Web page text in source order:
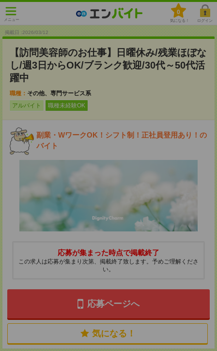
メニュー
0
気になる！ ログイン
掲載日 :2026/03/12
【訪問美容師のお仕事】日曜休み/残業ほぼな
し/週3日からOK/ブランク歓迎/30代～50代活
躍中
職種： その他、専門サービス系
アルバイト
職種未経験OK
副業・WワークOK！シフト制！正社員登用あり！の
バイト
応募が集まった時点で掲載終了
この求人は応募が集まり次第、掲載終了致します。予めご理解くださ
い。
応募ページへ
気になる！